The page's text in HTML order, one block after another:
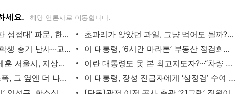
세요. 해당 언론사로 이동합니다.
축구협회, ‘국제경기 심판 성접대’ 파문, 한국축구 신뢰도 추락···‘2002 한일월드컵’ 신화
초파리가 앉았던 과일, 그냥 먹어도 될까?…여름철 꼭 알아야 할 식품 안전 상식
방콕 외곽 고교서 14세 학생 총기 난사···교직원 5명 포함 7명 사망
이 대통령, ‘6시간 마라톤’ 부동산 점검회의 “전폭적 공급 확대…기존 사고방식에 매달리지
‘반지하 없애겠다’던 오세훈 서울시, 지상층 이주 지원은 ‘찔끔’···“매입임대 급감 영향
이란 대통령도 못 본 최고지도자?···“차량 뒷좌석서 이뤄진 은밀한 만남, 얼굴도 못 보고 악수
장충금 100억 노리는 조폭, 그 옆엔 더 나쁜 경찰···‘악인 코믹극’이 뜬다
이 대통령, 장성 진급자에게 ‘삼정검’ 수여 “다시 발생한 내란…군이 국민 신뢰 회복해야”